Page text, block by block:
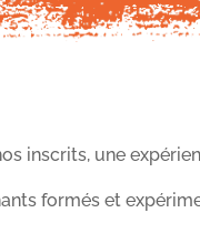
inscrits, une
formés et